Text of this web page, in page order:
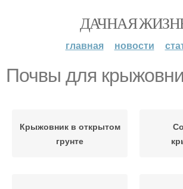
ДАЧНАЯ
главная новости
Почвы для
Крыжовник в открытом
грунте